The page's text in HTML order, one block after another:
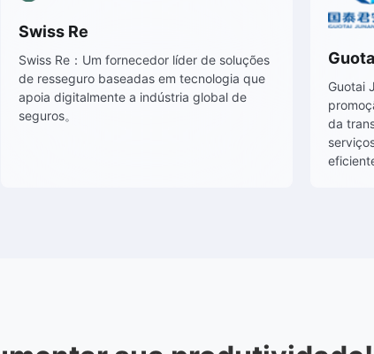
o
。
Swiss Re：Um fornecedor líder de soluções
de resseguro baseadas em tecnologia que
apoia digitalmente a indústria global de